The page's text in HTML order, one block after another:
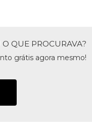
QUE PROCURAVA?
grátis agora mesmo!